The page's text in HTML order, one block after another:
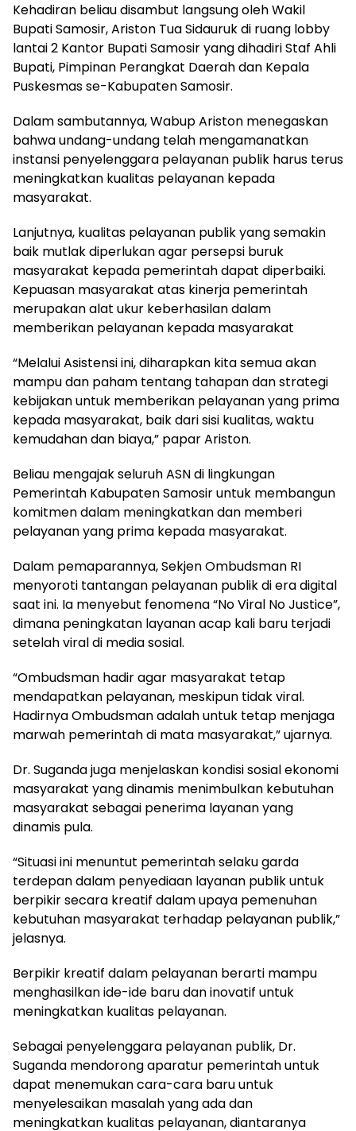
Kehadiran beliau disambut langsung oleh Wakil
Bupati Samosir, Ariston Tua Sidauruk di ruang lobby
lantai 2 Kantor Bupati Samosir yang dihadiri Staf Ahli
Bupati, Pimpinan Perangkat Daerah dan Kepala
Puskesmas se-Kabupaten Samosir.
Dalam sambutannya, Wabup Ariston menegaskan
bahwa undang-undang telah mengamanatkan
instansi penyelenggara pelayanan publik harus terus
meningkatkan kualitas pelayanan kepada
masyarakat.
Lanjutnya, kualitas pelayanan publik yang semakin
baik mutlak diperlukan agar persepsi buruk
masyarakat kepada pemerintah dapat diperbaiki.
Kepuasan masyarakat atas kinerja pemerintah
merupakan alat ukur keberhasilan dalam
memberikan pelayanan kepada masyarakat
“Melalui Asistensi ini, diharapkan kita semua akan
mampu dan paham tentang tahapan dan strategi
kebijakan untuk memberikan pelayanan yang prima
kepada masyarakat, baik dari sisi kualitas, waktu
kemudahan dan biaya,” papar Ariston.
Beliau mengajak seluruh ASN di lingkungan
Pemerintah Kabupaten Samosir untuk membangun
komitmen dalam meningkatkan dan memberi
pelayanan yang prima kepada masyarakat.
Dalam pemaparannya, Sekjen Ombudsman RI
menyoroti tantangan pelayanan publik di era digital
saat ini. Ia menyebut fenomena “No Viral No Justice”,
dimana peningkatan layanan acap kali baru terjadi
setelah viral di media sosial.
“Ombudsman hadir agar masyarakat tetap
mendapatkan pelayanan, meskipun tidak viral.
Hadirnya Ombudsman adalah untuk tetap menjaga
marwah pemerintah di mata masyarakat,” ujarnya.
Dr. Suganda juga menjelaskan kondisi sosial ekonomi
masyarakat yang dinamis menimbulkan kebutuhan
masyarakat sebagai penerima layanan yang
dinamis pula.
“Situasi ini menuntut pemerintah selaku garda
terdepan dalam penyediaan layanan publik untuk
berpikir secara kreatif dalam upaya pemenuhan
kebutuhan masyarakat terhadap pelayanan publik,”
jelasnya.
Berpikir kreatif dalam pelayanan berarti mampu
menghasilkan ide-ide baru dan inovatif untuk
meningkatkan kualitas pelayanan.
Sebagai penyelenggara pelayanan publik, Dr.
Suganda mendorong aparatur pemerintah untuk
dapat menemukan cara-cara baru untuk
menyelesaikan masalah yang ada dan
meningkatkan kualitas pelayanan, diantaranya